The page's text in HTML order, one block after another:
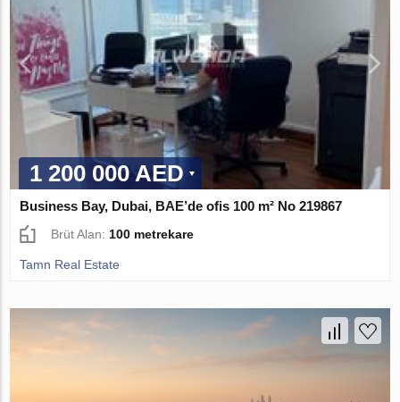
1 200 000 AED
Business Bay, Dubai, BAE’de ofis 100 m² No 219867
Brüt Alan: 100 metrekare
Tamn Real Estate